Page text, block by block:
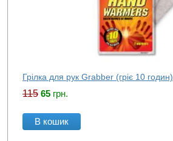
Грілка для рук Grabber (гріє 10 годин)
115 65 грн.
В кошик